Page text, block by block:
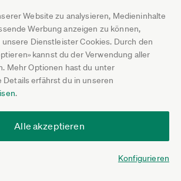
Website zu analysieren, Medieninhalte
Werbung anzeigen zu können,
Dienstleister Cookies. Durch den
kannst du der Verwendung aller
Mehr Optionen hast du unter
Details erfährst du in unseren
.
Alle akzeptieren
Konfigurieren
bzw. die Website zeigt an, ob
und vollständig ist und
Da bei nicht validen
Vorsteuerabzug in Frage steht und
von 19 Prozent des
insbesondere bei hohen und
Rechnungen. Der entsprechende
in diesem Fall unbedingt